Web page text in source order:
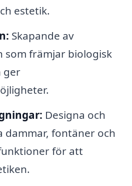
estetik.
Skapande av
som främjar biologisk
ger
Designa och
dammar, fontäner och
för att